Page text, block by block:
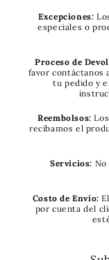
Excepciones:
especiales o
Proceso de
favor contáctanos
tu pedido y
Reembolsos:
recibamos el
Servicios: No
Costo de Envío:
por cuenta del